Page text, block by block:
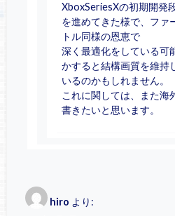
XboxSeriesXの初期開発
を進めてきた様で、ファ
トル同様の恩恵で
深く最適化をしている可
かすると結構画質を維持
いるのかもしれません。
これに関しては、また海
書きたいと思います。
hiro より: